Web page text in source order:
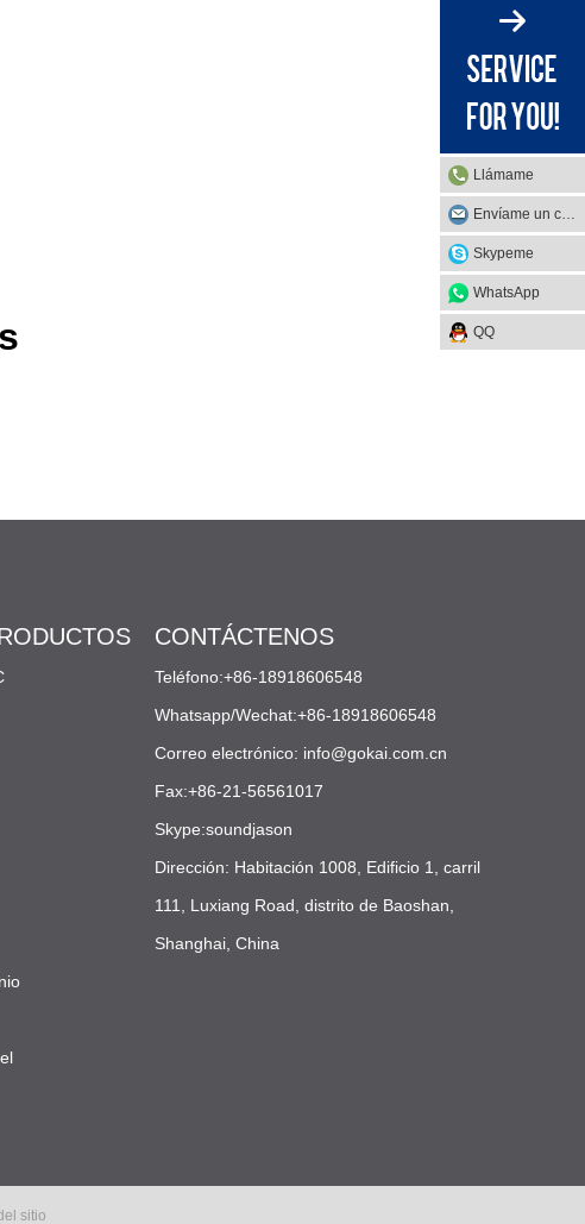
Llámame
Envíame un correo
Skypeme
WhatsApp
QQ
CONTÁCTENOS
Teléfono:+86-18918606548
Whatsapp/Wechat:+86-18918606548
Correo electrónico: info@gokai.com.cn
Fax:+86-21-56561017
Skype:soundjason
Dirección: Habitación 1008, Edificio 1, carril
111, Luxiang Road, distrito de Baoshan,
Shanghai, China
sitio